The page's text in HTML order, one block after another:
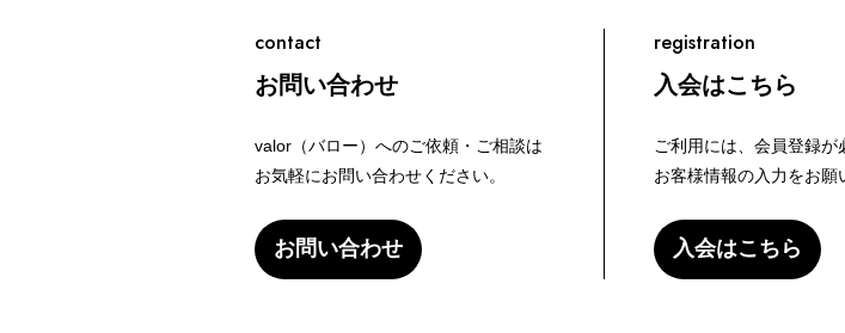
contact
お問い合わせ
valor（バロー）へのご依頼・ご相談は
お気軽にお問い合わせください。
お問い合わせ
registration
入会はこちら
ご利用には、会員登録が
お客様情報の入力をお願
入会はこちら